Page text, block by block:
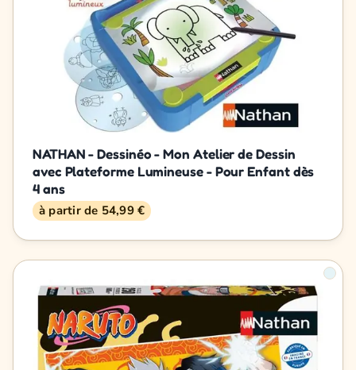
NATHAN - Dessinéo - Mon Atelier de Dessin
avec Plateforme Lumineuse - Pour Enfant dès
4 ans
à partir de 54,99 €